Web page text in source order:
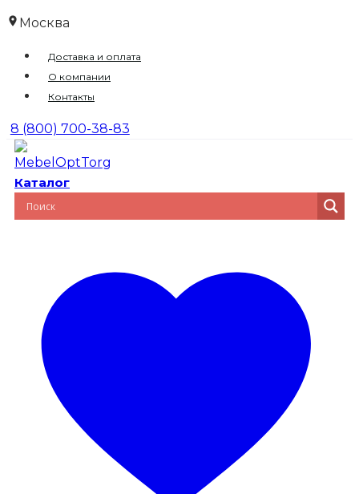
Перейти
содержимому
Москва
Доставка и оплата
О компании
Контакты
8 (800) 700-38-83
Каталог